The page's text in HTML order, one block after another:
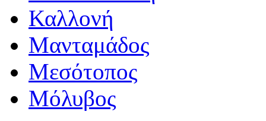
Καλλονή
Μανταμάδος
Μεσότοπος
Μόλυβος